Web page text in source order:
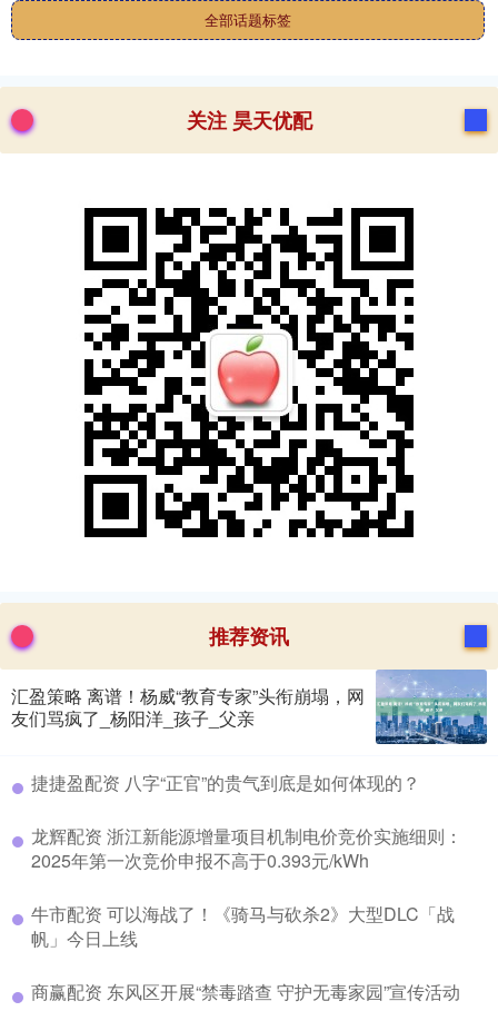
全部话题标签
关注 昊天优配
推荐资讯
汇盈策略 离谱！杨威“教育专家”头衔崩塌，网
友们骂疯了_杨阳洋_孩子_父亲
​捷捷盈配资 八字“正官”的贵气到底是如何体现的？
​龙辉配资 浙江新能源增量项目机制电价竞价实施细则：
2025年第一次竞价申报不高于0.393元/kWh
​牛市配资 可以海战了！《骑马与砍杀2》大型DLC「战
帆」今日上线
​商赢配资 东风区开展“禁毒踏查 守护无毒家园”宣传活动